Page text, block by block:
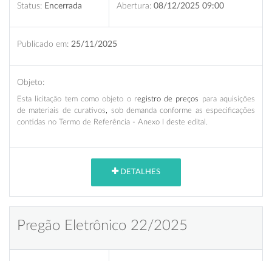
Status: Encerrada Abertura: 08/12/2025 09:00
Publicado em: 25/11/2025
Objeto:
Esta licitação tem como objeto o registro de preços para aquisições
de materiais de curativos
sob demanda conforme as especificações
contidas no Termo de Referência - Anexo I deste edital.
DETALHES
Pregão Eletrônico 22/2025